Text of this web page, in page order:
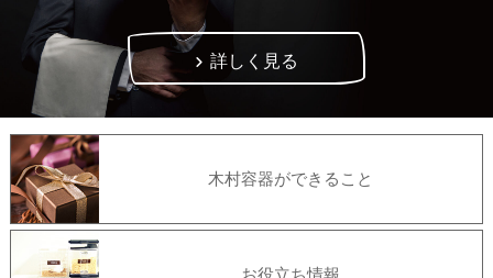
詳しく見る
木村容器ができること